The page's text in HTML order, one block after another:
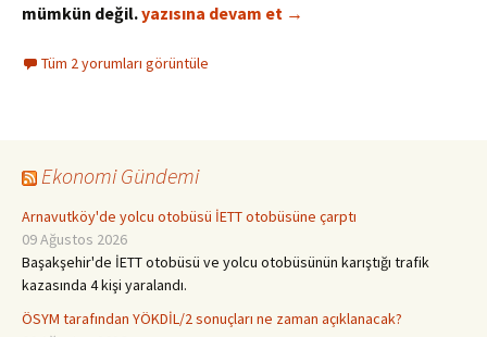
mümkün değil.Bir Dekor Olarak Kurumsallaşma
yazısına devam et →
Tüm 2 yorumları görüntüle
Ekonomi Gündemi
Arnavutköy'de yolcu otobüsü İETT otobüsüne çarptı
09 Ağustos 2026
Başakşehir'de İETT otobüsü ve yolcu otobüsünün karıştığı trafik
kazasında 4 kişi yaralandı.
ÖSYM tarafından YÖKDİL/2 sonuçları ne zaman açıklanacak?